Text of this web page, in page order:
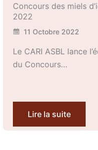
Concours des miels
2022
11 Octobre 2022
Le CARI ASBL lance
du Concours…
Lire la suite